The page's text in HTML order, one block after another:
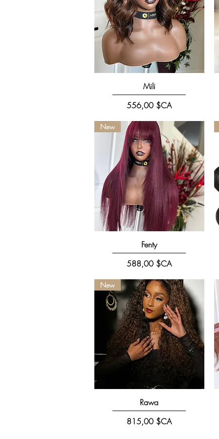
Aperçu rapide
Mili
Prix
556,00 $CA
Aperçu rapide
New
Fenty
Prix
588,00 $CA
Aperçu rapide
New
Rawa
Prix
815,00 $CA